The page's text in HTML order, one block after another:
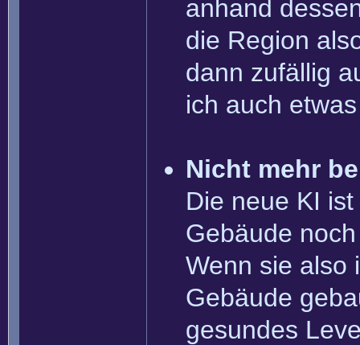
anhand
die Region
dann zufällig
ich auch
Nicht mehr
Die neue KI
Gebäude
Wenn sie also
Gebäude
gesundes